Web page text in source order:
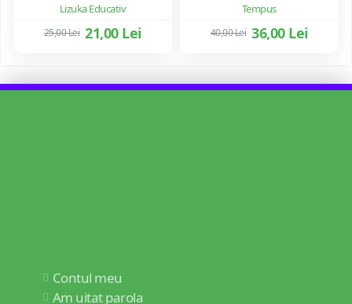
Lizuka Educativ
21,00 Lei
25,00 Lei
Tempus
36,00 Lei
40,00 Lei
Contul meu
Am uitat parola